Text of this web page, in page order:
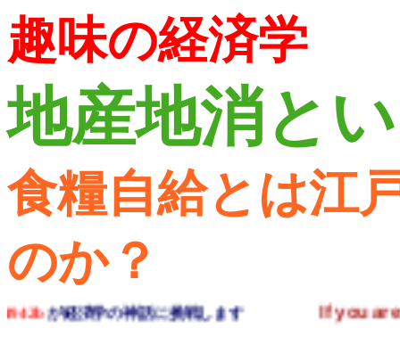
趣味の経済学
地産地消と
食糧自給とは江
のか？
学の神話に挑戦しますIf you are not a liberal